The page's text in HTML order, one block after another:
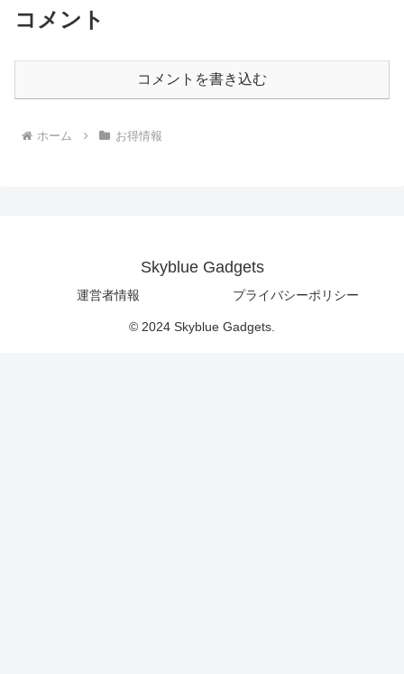
コメント
コメントを書き込む
ホーム お得情報
Skyblue Gadgets
運営者情報 プライバシーポリシー
© 2024 Skyblue Gadgets.